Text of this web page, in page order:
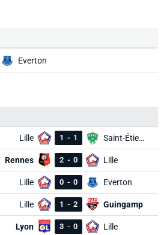
Everton
Lille 1 - 1 Saint-Étienne
Rennes 2 - 0 Lille
Lille 0 - 0 Everton
Lille 1 - 2 Guingamp
Lyon 3 - 0 Lille